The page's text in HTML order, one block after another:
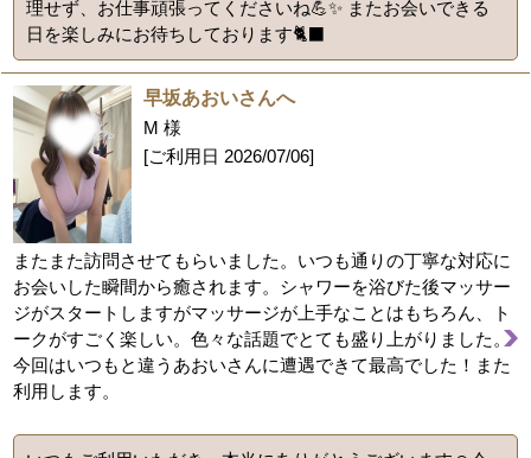
理せず、お仕事頑張ってくださいね💪✨ またお会いできる
日を楽しみにお待ちしております🐈‍⬛
早坂あおいさんへ
M 様
[ご利用日 2026/07/06]
またまた訪問させてもらいました。いつも通りの丁寧な対応に
お会いした瞬間から癒されます。シャワーを浴びた後マッサー
ジがスタートしますがマッサージが上手なことはもちろん、ト
ークがすごく楽しい。色々な話題でとても盛り上がりました。
今回はいつもと違うあおいさんに遭遇できて最高でした！また
利用します。